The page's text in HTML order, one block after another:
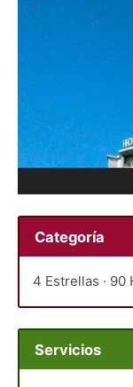
Categoría
4 Estrellas · 90
Servicios